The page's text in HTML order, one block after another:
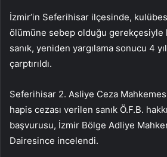
İzmir’in Seferihisar ilçesinde,
ölümüne sebep olduğu gerekçesiyle
sanık, yeniden yargılama sonucu 4
çarptırıldı.
Seferihisar 2. Asliye Ceza
hapis cezası verilen sanık Ö.F.B.
başvurusu, İzmir Bölge Adliye
Dairesince incelendi.